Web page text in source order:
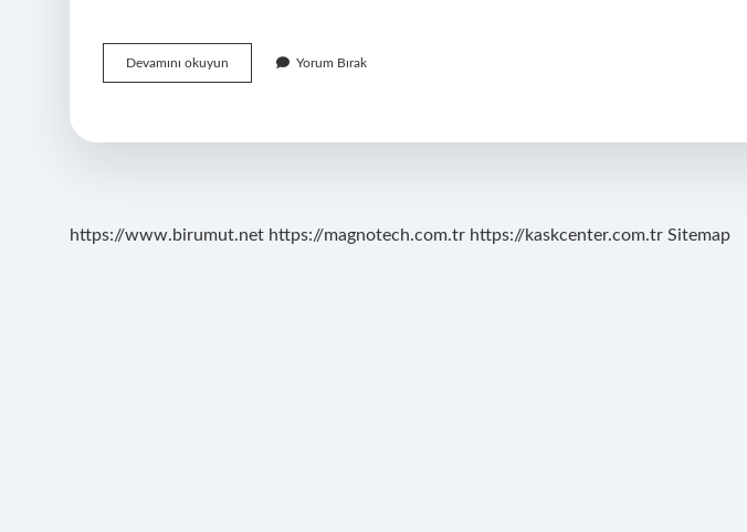
Devamını okuyun
Göz
Yapar
Yorum Bırak
https://www.birumut.net https://magnotech.com.tr https://kaskcenter.com.tr Sitemap